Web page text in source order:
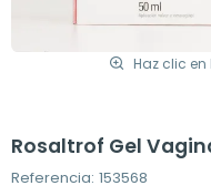
Haz clic
Rosaltrof Gel
Referencia: 153568